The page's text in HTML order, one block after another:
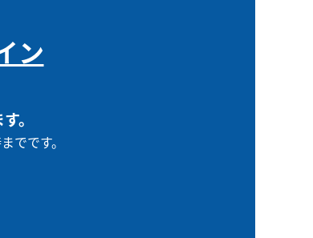
ン
。
でです。